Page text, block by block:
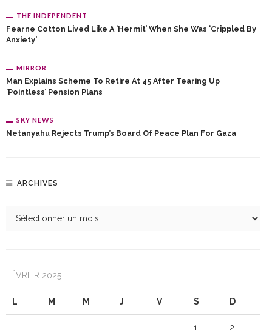
THE INDEPENDENT
Fearne Cotton Lived Like A ‘hermit’ When She Was ‘crippled By
Anxiety’
MIRROR
Man Explains Scheme To Retire At 45 After Tearing Up
‘pointless’ Pension Plans
SKY NEWS
Netanyahu Rejects Trump’s Board Of Peace Plan For Gaza
ARCHIVES
FÉVRIER 2025
L M M J V S D
1 2